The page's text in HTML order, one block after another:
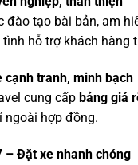
đào tạo bài bản, am
hỗ trợ khách hàng
cạnh tranh, minh bạch
cung cấp bảng giá
ngoài hợp đồng.
– Đặt xe nhanh chóng